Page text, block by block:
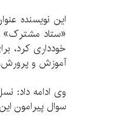
این نویسنده
«ستاد مشترک»
خودداری کرد،
آموزش و پرورش،
وی ادامه داد:
سوال پیرامون